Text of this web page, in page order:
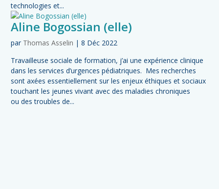
technologies et...
Aline Bogossian (elle)
par Thomas Asselin |8 Déc 2022
Travailleuse sociale de formation, j’ai une expérience clinique
dans les services d’urgences pédiatriques. Mes recherches
sont axées essentiellement sur les enjeux éthiques et sociaux
touchant les jeunes vivant avec des maladies chroniques
ou des troubles de...